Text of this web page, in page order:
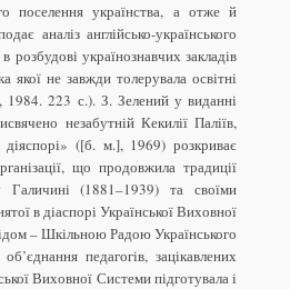
поселення українства, а отже й
аналіз англійсько-українського
українознавчих закладів
не завжди толерувала освітні
1984. 223 с.). З. Зелений у виданні
незабутній Кекилії Паліїв,
діяспорі» ([б. м.], 1969) розкриває
що продовжила традиції
Галичині (1881–1939) та своїми
в діаспорі Української Виховної
– Шкільною Радою Українського
педагогів, зацікавлених
Виховної Системи підготувала і